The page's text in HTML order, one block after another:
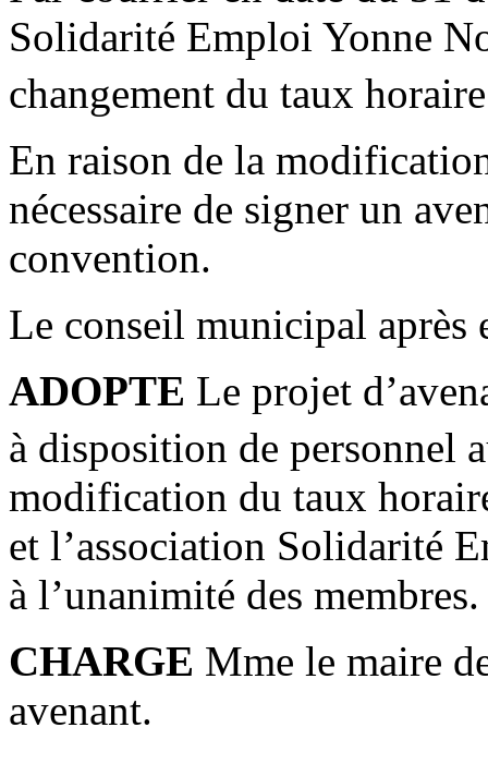
Solidarité Emploi Yonne
changement du taux
En raison de la
nécessaire de signer un
convention.
Le conseil municipal après
ADOPTE Le projet
à disposition de personnel
modification du taux
et l’association Solidarité
à l’unanimité des membres.
CHARGE Mme le maire
avenant.